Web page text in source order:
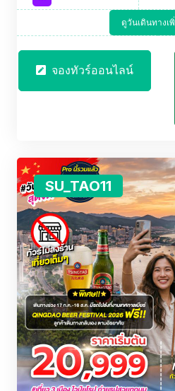
ดูวันเดินทางเ
จองทัวร์ออนไลน์
SU_TAO11